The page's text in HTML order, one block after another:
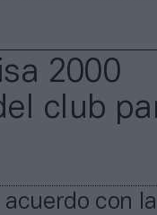
2000
club
acuerdo con la